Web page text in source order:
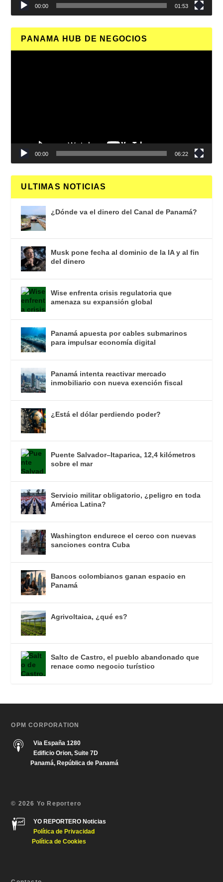
00:00 01:53
PANAMA HUB DE NEGOCIOS
00:00 06:22
ULTIMAS NOTICIAS
¿Dónde va el dinero del Canal de Panamá?
Musk pone fecha al dominio de la IA y al fin
del dinero
Wise enfrenta crisis regulatoria que
amenaza su expansión global
Panamá apuesta por cables submarinos
para impulsar economía digital
Panamá intenta reactivar mercado
inmobiliario con nueva exención fiscal
¿Está el dólar perdiendo poder?
Puente Salvador–Itaparica, 12,4 kilómetros
sobre el mar
Servicio militar obligatorio, ¿peligro en toda
América Latina?
Washington endurece el cerco con nuevas
sanciones contra Cuba
Bancos colombianos ganan espacio en
Panamá
Agrivoltaica, ¿qué es?
Salto de Castro, el pueblo abandonado que
renace como negocio turístico
OPM CORPORATION
Via España 1280
Edificio Orion, Suite 7D
Panamá, República de Panamá
© 2026 Yo Reportero
YO REPORTERO Noticias
Política de Privacidad
Política de Cookies